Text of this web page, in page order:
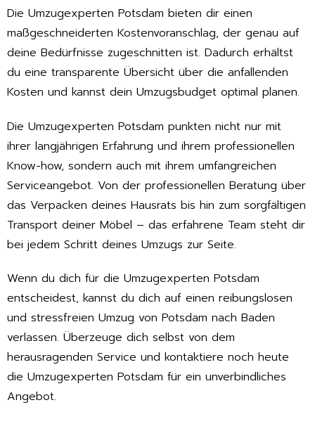
Die Umzugexperten Potsdam bieten dir einen
maßgeschneiderten Kostenvoranschlag, der genau auf
deine Bedürfnisse zugeschnitten ist. Dadurch erhältst
du eine transparente Übersicht über die anfallenden
Kosten und kannst dein Umzugsbudget optimal planen.
Die Umzugexperten Potsdam punkten nicht nur mit
ihrer langjährigen Erfahrung und ihrem professionellen
Know-how, sondern auch mit ihrem umfangreichen
Serviceangebot. Von der professionellen Beratung über
das Verpacken deines Hausrats bis hin zum sorgfältigen
Transport deiner Möbel – das erfahrene Team steht dir
bei jedem Schritt deines Umzugs zur Seite.
Wenn du dich für die Umzugexperten Potsdam
entscheidest, kannst du dich auf einen reibungslosen
und stressfreien Umzug von Potsdam nach Baden
verlassen. Überzeuge dich selbst von dem
herausragenden Service und kontaktiere noch heute
die Umzugexperten Potsdam für ein unverbindliches
Angebot.